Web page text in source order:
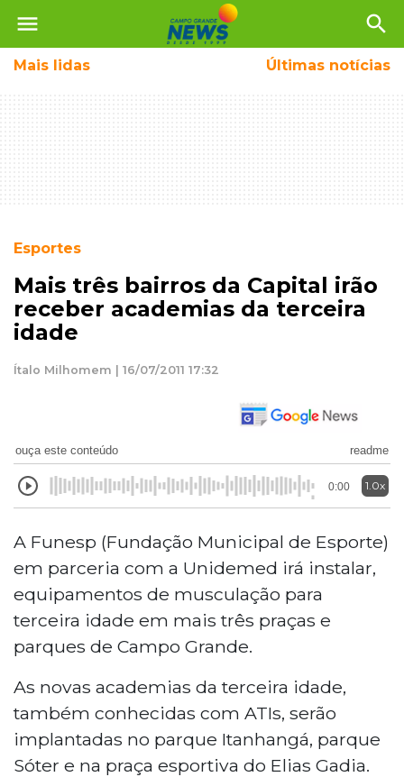
menu search
Mais lidas Últimas notícias
Esportes
Mais três bairros da Capital irão
receber academias da terceira
idade
Ítalo Milhomem | 16/07/2011 17:32
ouça este conteúdo readme
0:00 1.0x
A Funesp (Fundação Municipal de Esporte)
em parceria com a Unidemed irá instalar,
equipamentos de musculação para
terceira idade em mais três praças e
parques de Campo Grande.
As novas academias da terceira idade,
também conhecidas com ATIs, serão
implantadas no parque Itanhangá, parque
Sóter e na praça esportiva do Elias Gadia.